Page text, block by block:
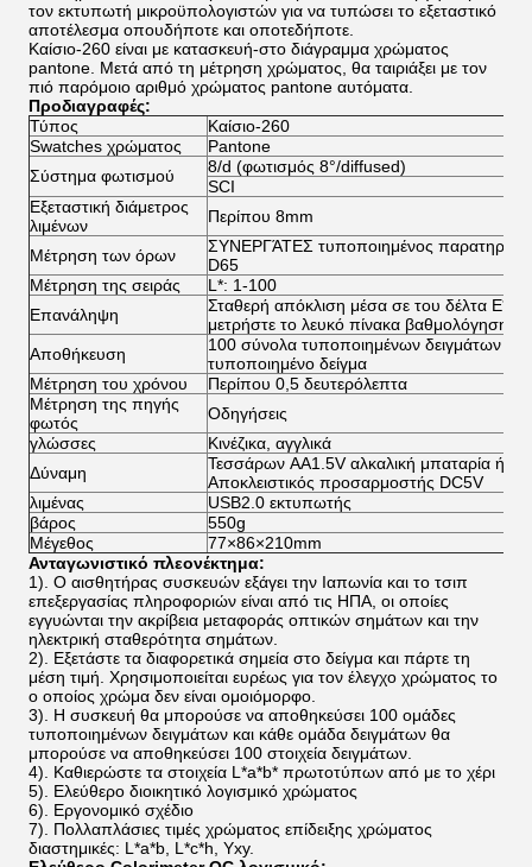
τον εκτυπωτή μικροϋπολογιστών για να τυπώσει το εξεταστικό
αποτέλεσμα οπουδήποτε και οποτεδήποτε.
Καίσιο-260 είναι με κατασκευή-στο διάγραμμα χρώματος
pantone. Μετά από τη μέτρηση χρώματος, θα ταιριάξει με τον
πιό παρόμοιο αριθμό χρώματος pantone αυτόματα.
Προδιαγραφές:
Τύπος
Καίσιο-260
Swatches χρώματος
Pantone
Σύστημα φωτισμού
8/d (φωτισμός 8°/diffused)
SCI
Εξεταστική διάμετρος
λιμένων
Περίπου 8mm
Μέτρηση των όρων
ΣΥΝΕΡΓΆΤΕΣ τυποποιημένος
D65
Μέτρηση της σειράς
L*: 1-100
Επανάληψη
Σταθερή απόκλιση μέσα σε του δέλτα
μετρήστε το λευκό πίνακα βαθμολόγησης
Αποθήκευση
100 σύνολα τυποποιημένων δειγμάτων
τυποποιημένο δείγμα
Μέτρηση του χρόνου
Περίπου 0,5 δευτερόλεπτα
Μέτρηση της πηγής
φωτός
Οδηγήσεις
γλώσσες
Κινέζικα, αγγλικά
Δύναμη
Τεσσάρων AA1.5V αλκαλική μπαταρία ή
Αποκλειστικός προσαρμοστής DC5V
λιμένας
USB2.0 εκτυπωτής
βάρος
550g
Μέγεθος
77×86×210mm
Ανταγωνιστικό πλεονέκτημα:
1). Ο αισθητήρας συσκευών εξάγει την Ιαπωνία και το τσιπ
επεξεργασίας πληροφοριών είναι από τις ΗΠΑ, οι οποίες
εγγυώνται την ακρίβεια μεταφοράς οπτικών σημάτων και την
ηλεκτρική σταθερότητα σημάτων.
2).
Εξετάστε τα διαφορετικά σημεία στο δείγμα και πάρτε τη
μέση τιμή. Χρησιμοποιείται ευρέως για τον έλεγχο χρώματος το
ο οποίος χρώμα δεν είναι ομοιόμορφο.
3).
Η συσκευή θα μπορούσε να αποθηκεύσει 100 ομάδες
τυποποιημένων δειγμάτων και κάθε ομάδα δειγμάτων θα
μπορούσε να αποθηκεύσει 100 στοιχεία δειγμάτων.
4). Καθιερώστε τα στοιχεία L*a*b* πρωτοτύπων από με το χέρι
5). Ελεύθερο διοικητικό λογισμικό χρώματος
6).
Εργονομικό σχέδιο
7). Πολλαπλάσιες τιμές χρώματος επίδειξης χρώματος
διαστημικές: L*a*b, L*c*h, Yxy.